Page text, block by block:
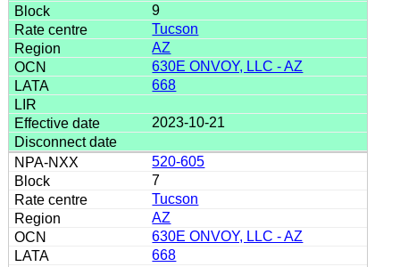
9
Tucson
AZ
630E ONVOY, LLC - AZ
668
2023-10-21
520-605
7
Tucson
AZ
630E ONVOY, LLC - AZ
668